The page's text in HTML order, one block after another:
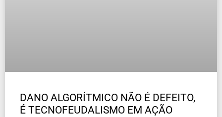
DANO ALGORÍTMICO NÃO É DEFEITO,
É TECNOFEUDALISMO EM AÇÃO